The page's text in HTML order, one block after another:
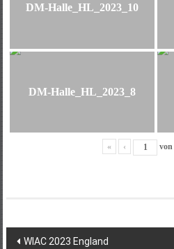
DM-Halle_HL_2023_10
DM-Halle_HL_2023_8
« ‹ von
Beitragsnavigation
WIAC 2023 England